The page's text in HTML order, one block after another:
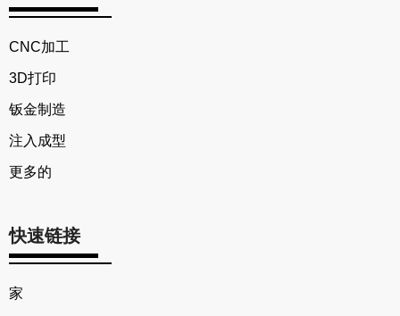
CNC加工
3D打印
钣金制造
注入成型
更多的
快速链接
家